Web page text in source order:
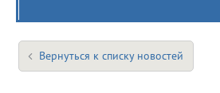
Вернуться к списку новостей